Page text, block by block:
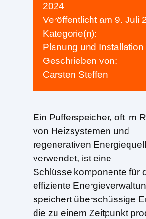
2024
Veröffentlicht am 9. Juli
Kategorie(n):
Planung und Installation
Geschrieben von:
Carsten Steffen
Ein Pufferspeicher, oft im
von Heizsystemen und
regenerativen
verwendet, ist eine
Schlüsselkomponente für
effiziente
speichert überschüssige
die zu einem Zeitpunkt